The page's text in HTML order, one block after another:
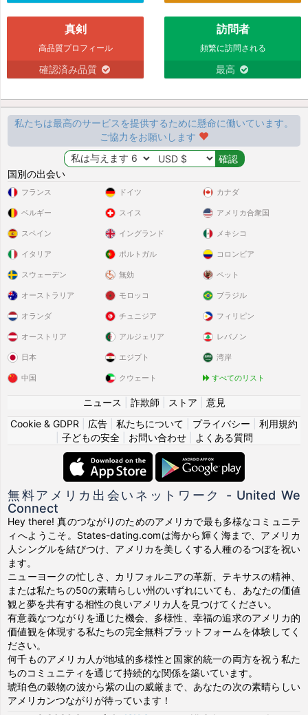
真剣
高品質プロフィール
確認済み品質
訪問者
頻繁に訪問される
最高
私たちは最高のサービスを提供するために懸命に働いています。
ご協力をお願いします
国別の出会い
フランス
ベルギー
スペイン
イタリア
スウェーデン
ドイツ
スイス
イングランド
ポルトガル
無効
カナダ
アメリカ合衆国
メキシコ
コロンビア
ペット
オーストラリア
オランダ
オーストリア
日本
中国
モロッコ
チュニジア
アルジェリア
エジプト
クウェート
ブラジル
フィリピン
レバノン
湾岸
すべてのリスト
ニュース 詐欺師 ストア
意見
Cookie & GDPR
広告 私たちについて プライバシー
利用規約
子どもの安全| お問い合わせ| よくある質問
無料アメリカ出会いネットワーク - United We
Connect
Hey there! 真のつながりのためのアメリカで最も多様なコミュニテ
ィへようこそ。States-dating.comは海から輝く海まで、アメリカ
人シングルを結びつけ、アメリカを美しくする人種のるつぼを祝い
ます。
ニューヨークの忙しさ、カリフォルニアの革新、テキサスの精神、
または私たちの50の素晴らしい州のいずれにいても、あなたの価値
観と夢を共有する相性の良いアメリカ人を見つけてください。
有意義なつながりを通じた機会、多様性、幸福の追求のアメリカ的
価値観を体現する私たちの完全無料プラットフォームを体験してく
ださい。
何千ものアメリカ人が地域的多様性と国家的統一の両方を祝う私た
ちのコミュニティを通じて持続的な関係を築いています。
琥珀色の穀物の波から紫の山の威厳まで、あなたの次の素晴らしい
アメリカンつながりが待っています！